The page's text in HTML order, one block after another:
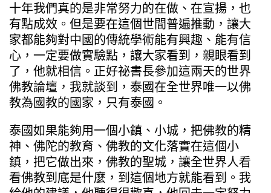
十年我們真的是非常努力的在做、在宣揚，也
有點成效。但是要在這個世間普遍推動，讓大
家都能夠對中國的傳統學術能有興趣、能有信
心，一定要做實驗點，讓大家看到，親眼看到
了，他就相信。正好祕書長參加這兩天的世界
佛教論壇，我就談到，泰國在全世界唯一以佛
教為國教的國家，只有泰國。
泰國如果能夠用一個小鎮、小城，把佛教的精
神、佛陀的教育、佛教的文化落實在這個小
鎮，把它做出來，佛教的聖城，讓全世界人看
看佛教到底是什麼，到這個地方就能看到。我